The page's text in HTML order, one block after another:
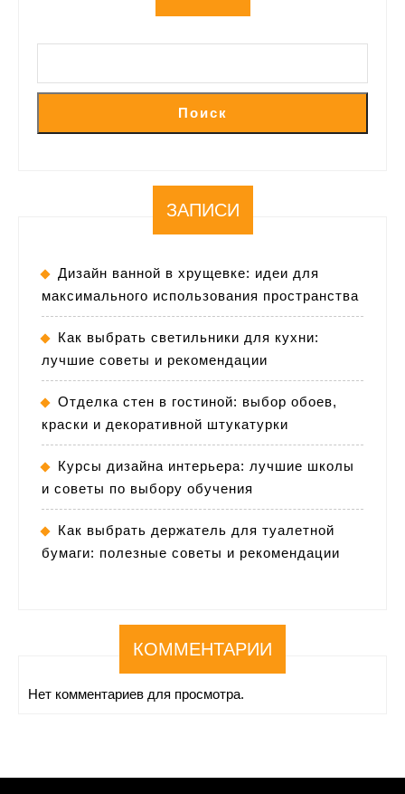
Поиск
ЗАПИСИ
Дизайн ванной в хрущевке: идеи для
максимального использования пространства
Как выбрать светильники для кухни:
лучшие советы и рекомендации
Отделка стен в гостиной: выбор обоев,
краски и декоративной штукатурки
Курсы дизайна интерьера: лучшие школы
и советы по выбору обучения
Как выбрать держатель для туалетной
бумаги: полезные советы и рекомендации
КОММЕНТАРИИ
Нет комментариев для просмотра.